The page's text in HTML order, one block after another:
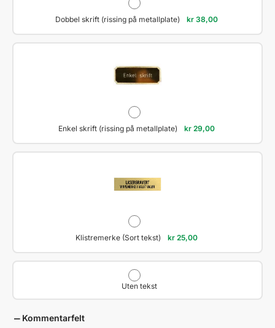
Dobbel skrift (rissing på metallplate) kr 38,00
Enkel skrift (rissing på metallplate) kr 29,00
Klistremerke (Sort tekst) kr 25,00
Uten tekst
Kommentarfelt